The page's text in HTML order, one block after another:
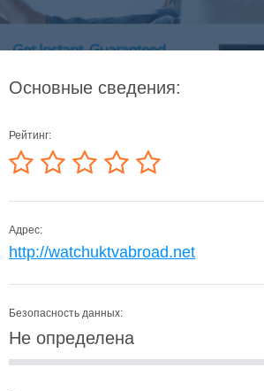
Основные сведения:
Рейтинг:
Адрес:
http://watchuktvabroad.net
Безопасность данных:
Не определена